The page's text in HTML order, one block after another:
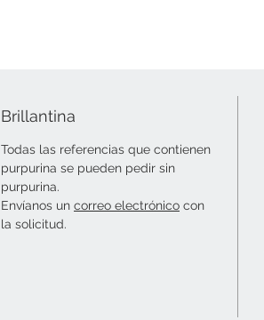
Brillantina
Todas las referencias que contienen
purpurina se pueden pedir sin
purpurina.
Envíanos un correo electrónico con
la solicitud.